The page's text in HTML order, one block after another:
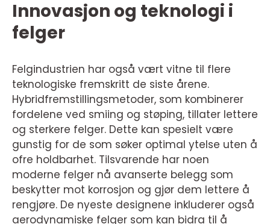
Innovasjon og teknologi i
felger
Felgindustrien har også vært vitne til flere
teknologiske fremskritt de siste årene.
Hybridfremstillingsmetoder, som kombinerer
fordelene ved smiing og støping, tillater lettere
og sterkere felger. Dette kan spesielt være
gunstig for de som søker optimal ytelse uten å
ofre holdbarhet. Tilsvarende har noen
moderne felger nå avanserte belegg som
beskytter mot korrosjon og gjør dem lettere å
rengjøre. De nyeste designene inkluderer også
aerodynamiske felger som kan bidra til å